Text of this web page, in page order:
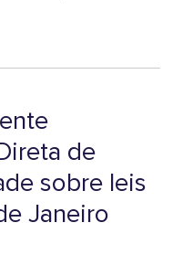
de
sobre leis
Janeiro